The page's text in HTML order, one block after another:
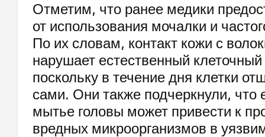
Отметим, что ранее медики
от использования мочалки и
По их словам, контакт кожи с
нарушает естественный
поскольку в течение дня клетки
сами. Они также подчеркнули, что
мытье головы может привести к
вредных микроорганизмов в